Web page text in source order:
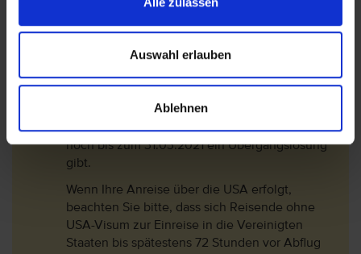
Auswahl erlauben
Ablehnen
ein elektronisches Registrierungsformular (E-
Ticket) über den Link
werden. Das E-Ticket ersetzt die bisher
geltenden Formulare in Papierform für die es
noch bis zum 31.03.2021 ein Übergangslösung
gibt.
Wenn Ihre Anreise über die USA erfolgt,
beachten Sie bitte, dass sich Reisende ohne
USA-Visum zur Einreise in die Vereinigten
Staaten bis spätestens 72 Stunden vor Abflug